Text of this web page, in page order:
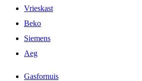
Vrieskast
Beko
Siemens
Aeg
Gasfornuis